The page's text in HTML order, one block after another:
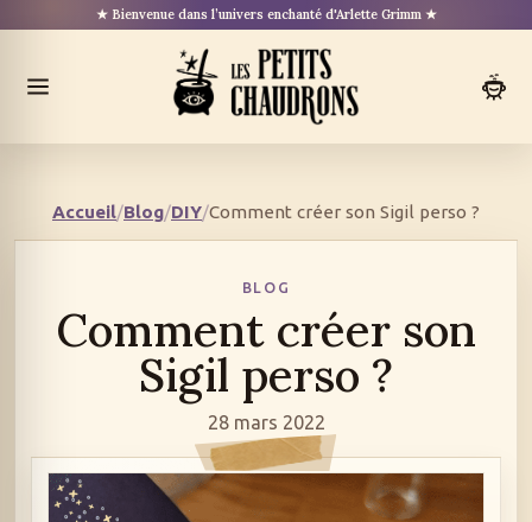
au
★ Bienvenue dans l’univers enchanté d'Arlette Grimm ★
Ouvrir
le
Accueil/Blog/DIY/Comment créer son Sigil perso ?
BLOG
Comment créer son
Sigil perso ?
28 mars 2022